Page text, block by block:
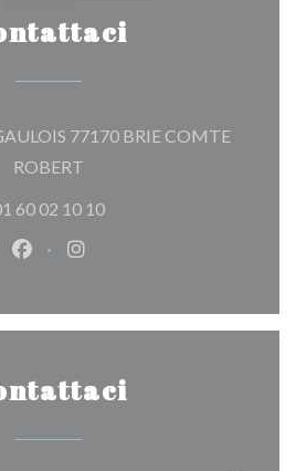
77170 BRIE COMTE
ROBERT
60 02 10 10
Facebook ((apre una nuova
Instagram ((apre una